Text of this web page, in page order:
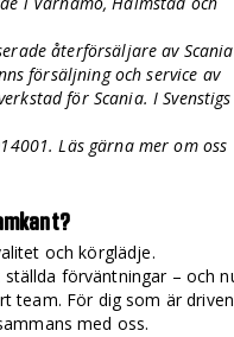
återförsäljare av Scania
försäljning och service av
för Scania. I Svenstigs
Läs gärna mer om oss
och körglädje.
förväntningar – och
team. För dig som är driven
med oss.